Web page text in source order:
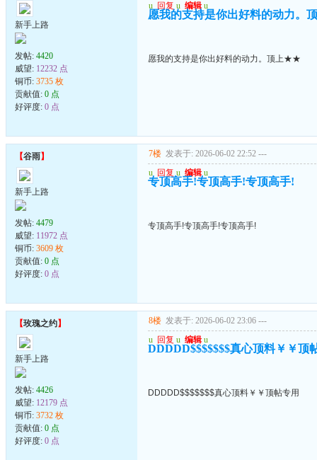
新手上路
发帖: 4420
威望: 12232 点
铜币: 3735 枚
贡献值: 0 点
好评度: 0 点
u 回复 u 编辑 u
愿我的支持是你出好料的动力
愿我的支持是你出好料的动力。顶上★★
【谷雨】
新手上路
发帖: 4479
威望: 11972 点
铜币: 3609 枚
贡献值: 0 点
好评度: 0 点
7楼 发表于: 2026-06-02 22:52 ---
u 回复 u 编辑 u
专顶高手!专顶高手!专顶高手!
专顶高手!专顶高手!专顶高手!
【玫瑰之约】
新手上路
发帖: 4426
威望: 12179 点
铜币: 3732 枚
贡献值: 0 点
好评度: 0 点
8楼 发表于: 2026-06-02 23:06 ---
u 回复 u 编辑 u
DDDDD$$$$$$$真心顶料￥￥顶
DDDDD$$$$$$$真心顶料￥￥顶帖专用